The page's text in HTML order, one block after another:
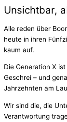
Unsichtbar,
Alle reden über
heute in ihren
kaum auf.
Die Generation X
Geschrei – und
Jahrzehnten am
Wir sind die, die
Verantwortung